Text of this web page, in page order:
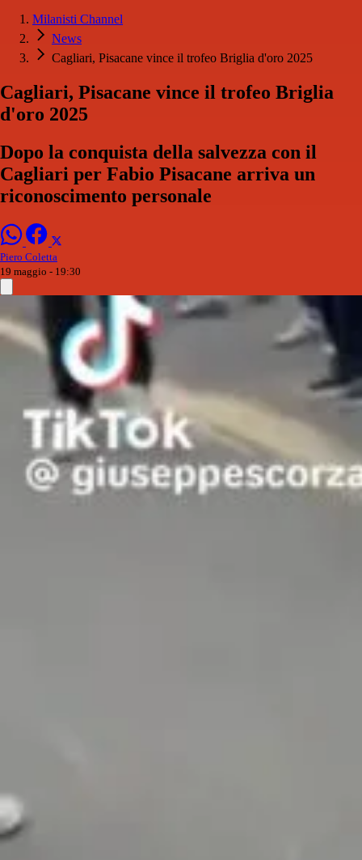
Milanisti Channel
News
Cagliari, Pisacane vince il trofeo Briglia d'oro 2025
Cagliari, Pisacane vince il trofeo Briglia
d'oro 2025
Dopo la conquista della salvezza con il
Cagliari per Fabio Pisacane arriva un
riconoscimento personale
Piero Coletta
19 maggio - 19:30